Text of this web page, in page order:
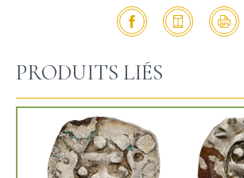
PRODUITS LIÉS